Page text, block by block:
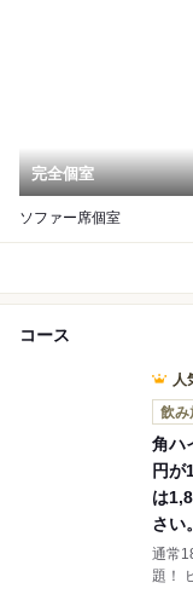
完全個室
ソファー席個室
コース
人
飲み
角ハ
円
は
さい。
通常
題！ ビール、ハイボール、サワー、焼酎、日本酒など飲